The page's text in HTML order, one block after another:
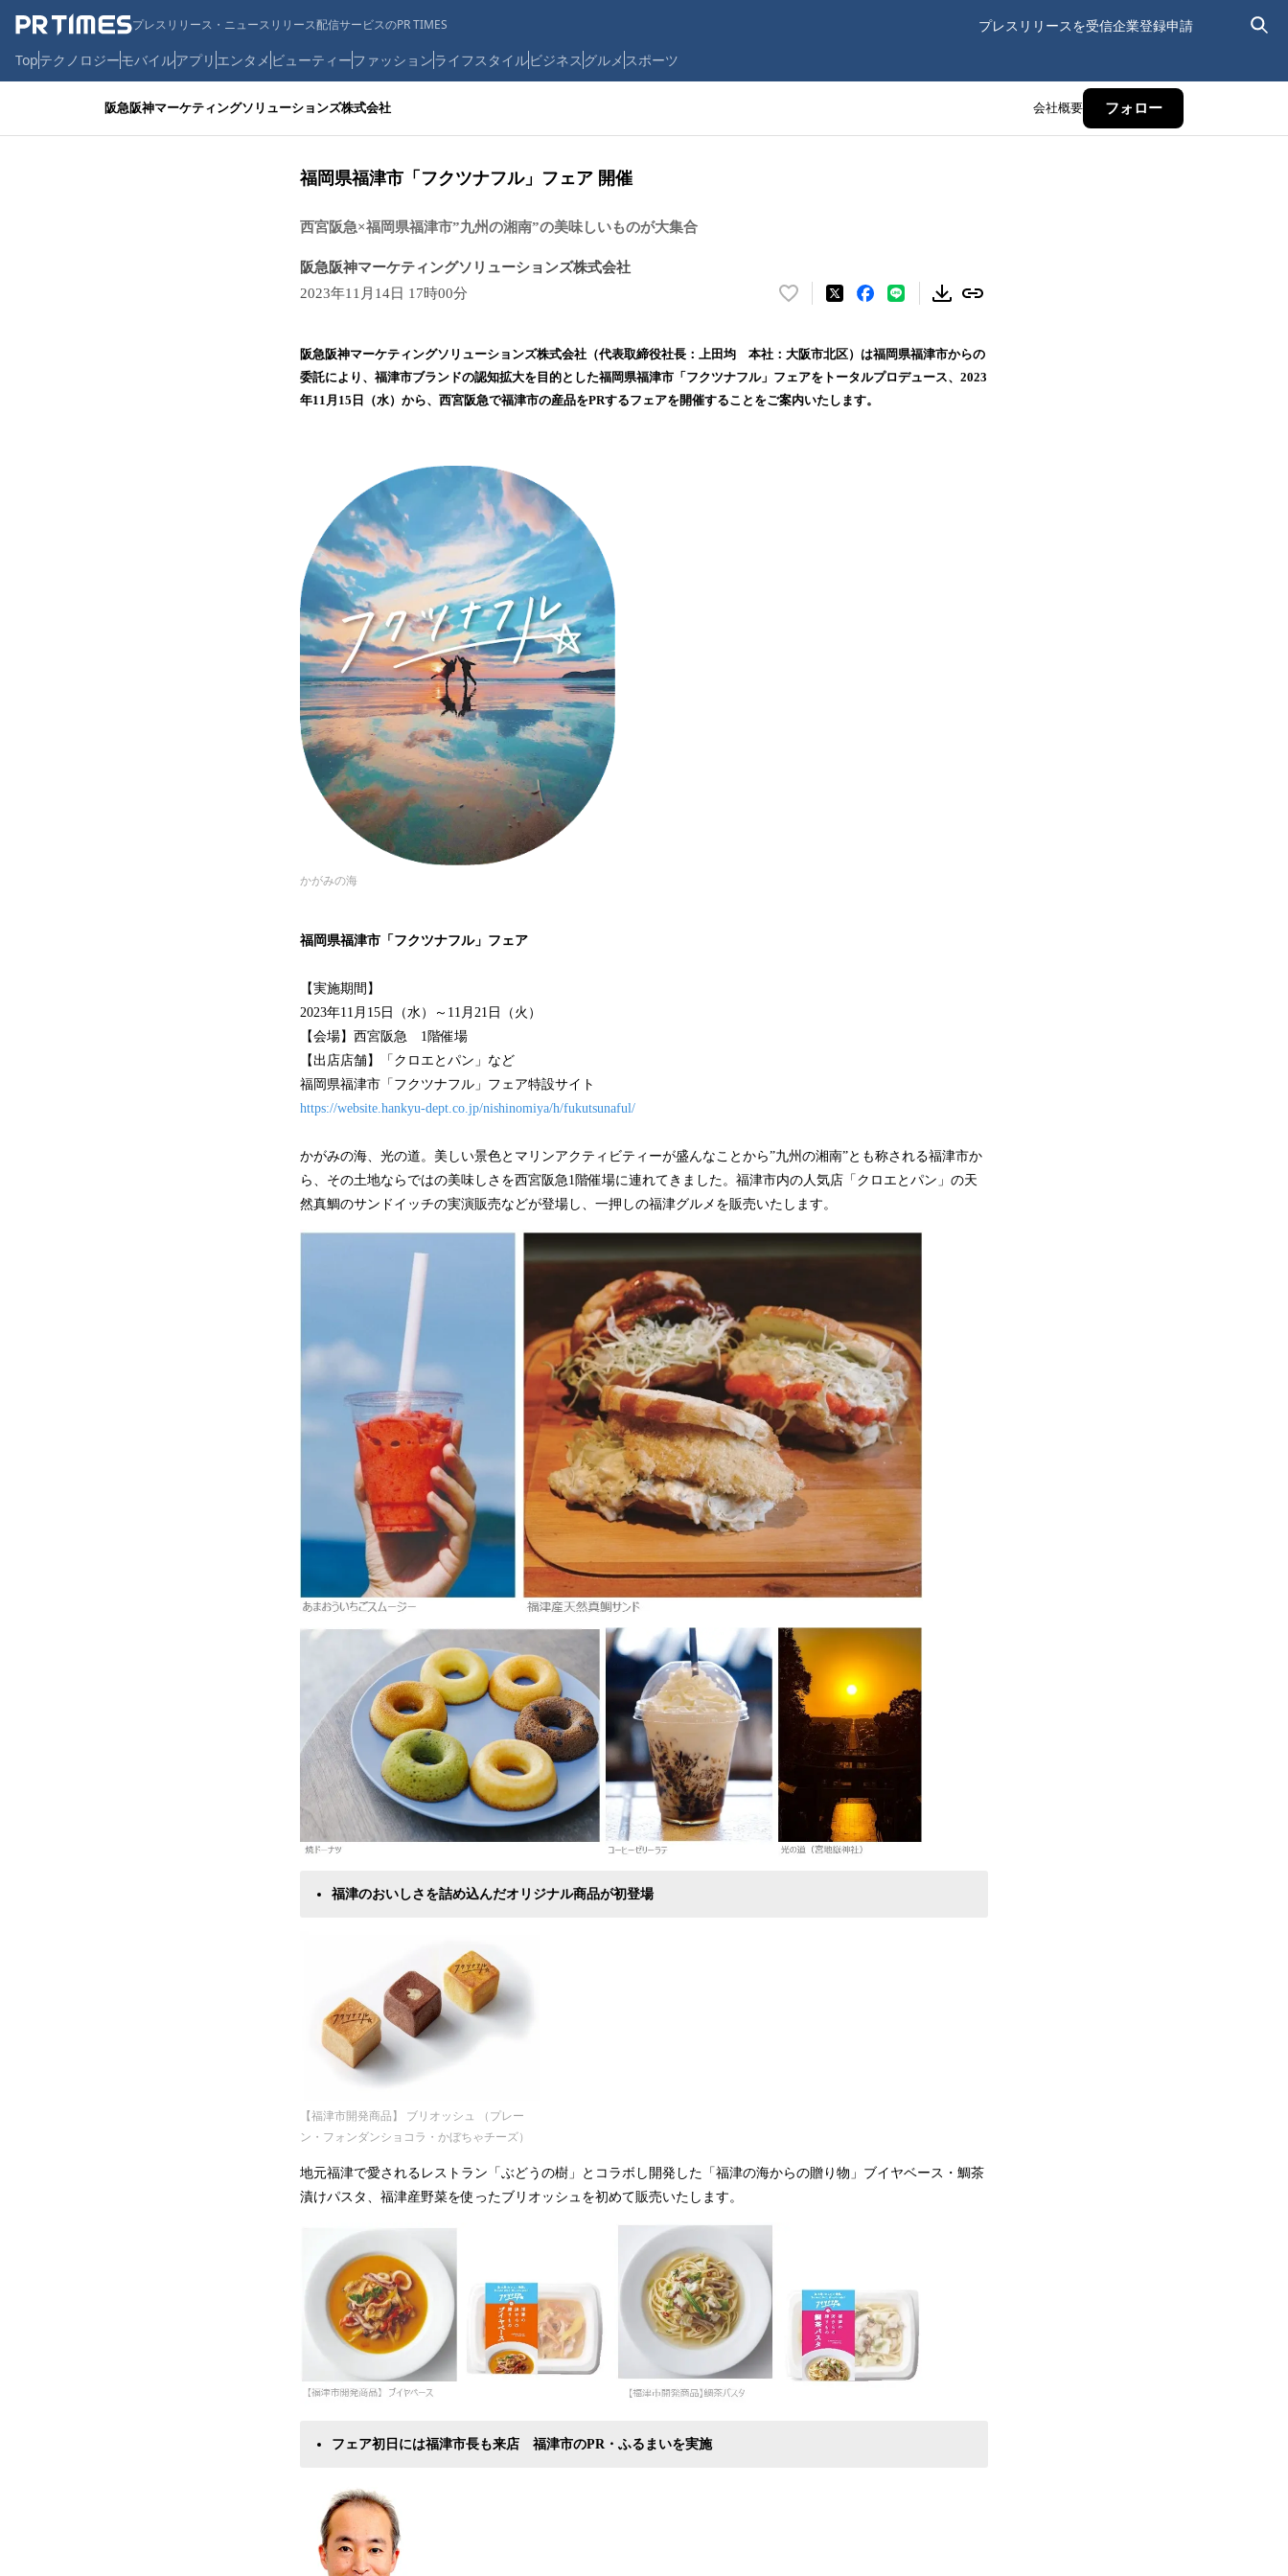
プレスリリース・ニュースリリース配信サービスのPR TIMES プレスリリースを受信企業登録申請
Topテクノロジーモバイルアプリ エンタメ ビューティーファッションライフスタイルビジネス グルメ スポーツ
阪急阪神マーケティングソリューションズ株式会社 会社概要 フォロー
福岡県福津市「フクツナフル」フェア 開催
西宮阪急×福岡県福津市”九州の湘南”の美味しいものが大集合
阪急阪神マーケティングソリューションズ株式会社
2023年11月14日 17時00分
い
！
数
を
阪急阪神マーケティングソリューションズ株式会社（代表取締役社長：上田均 本社：大阪市北区）は福岡県福津市からの
委託により、福津市ブランドの認知拡大を目的とした福岡県福津市「フクツナフル」フェアをトータルプロデュース、2023
年11月15日（水）から、西宮阪急で福津市の産品をPRするフェアを開催することをご案内いたします。
かがみの海
福岡県福津市「フクツナフル」フェア
【実施期間】
2023年11月15日（水）～11月21日（火）
【会場】西宮阪急 1階催場
【出店店舗】「クロエとパン」など
福岡県福津市「フクツナフル」フェア特設サイト
https://website.hankyu-dept.co.jp/nishinomiya/h/fukutsunaful/
かがみの海、光の道。美しい景色とマリンアクティビティーが盛んなことから”九州の湘南”とも称される福津市か
ら、その土地ならではの美味しさを西宮阪急1階催場に連れてきました。福津市内の人気店「クロエとパン」の天
然真鯛のサンドイッチの実演販売などが登場し、一押しの福津グルメを販売いたします。
福津のおいしさを詰め込んだオリジナル商品が初登場
【福津市開発商品】 ブリオッシュ （プレー
ン・フォンダンショコラ・かぼちゃチーズ）
地元福津で愛されるレストラン「ぶどうの樹」とコラボし開発した「福津の海からの贈り物」ブイヤベース・鯛茶
漬けパスタ、福津産野菜を使ったブリオッシュを初めて販売いたします。
フェア初日には福津市長も来店 福津市のPR・ふるまいを実施